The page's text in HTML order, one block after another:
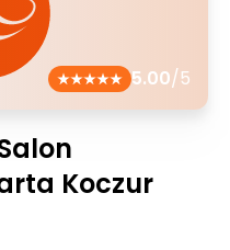
5.00/5
Koczur